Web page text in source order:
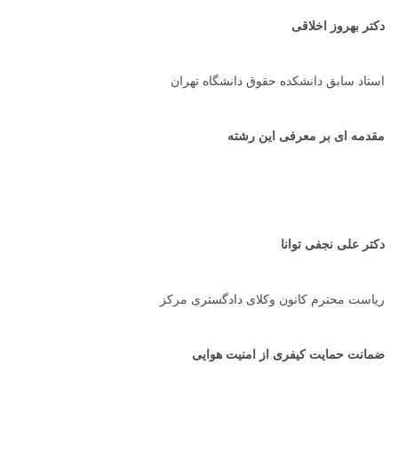
دکتر بهروز اخلاقی
استاد سابق دانشکده حقوق دانشگاه تهران
مقدمه ای بر معرفی این رشته
دکتر علی نجفی توانا
ریاست محترم کانون وکلای دادگستری مرکز
ضمانت حمایت کیفری از امنیت هوایی